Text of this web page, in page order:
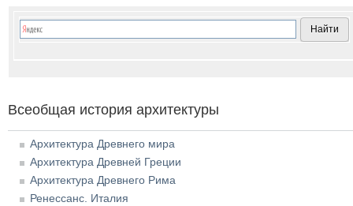
Всеобщая история архитектуры
Архитектура Древнего мира
Архитектура Древней Греции
Архитектура Древнего Рима
Ренессанс. Италия